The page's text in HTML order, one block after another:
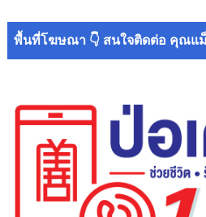
พื้นที่โฆษณา 👇 สนใจติดต่อ คุณแ